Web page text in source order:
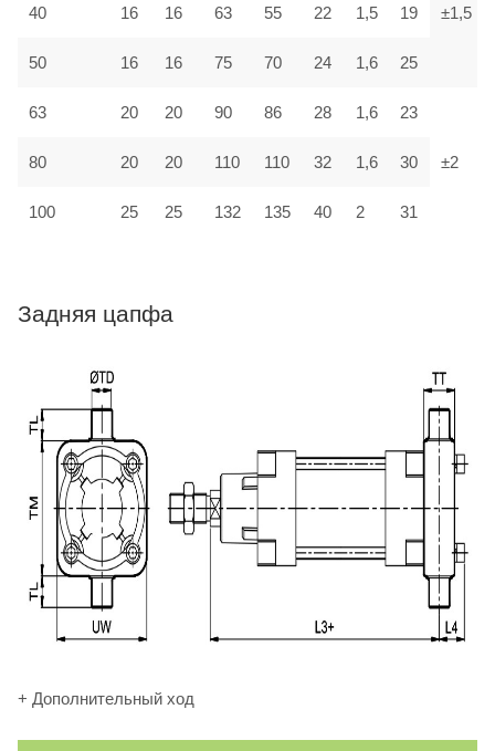
±1,5
40 16 16 63 55 22 1,5 19
50 16 16 75 70 24 1,6 25
63 20 20 90 86 28 1,6 23
±2
80 20 20 110 110 32 1,6 30
100 25 25 132 135 40 2 31
Задняя цапфа
+ Дополнительный ход